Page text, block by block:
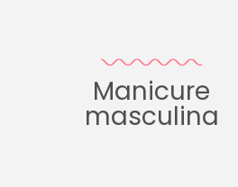
Manicure
masculina